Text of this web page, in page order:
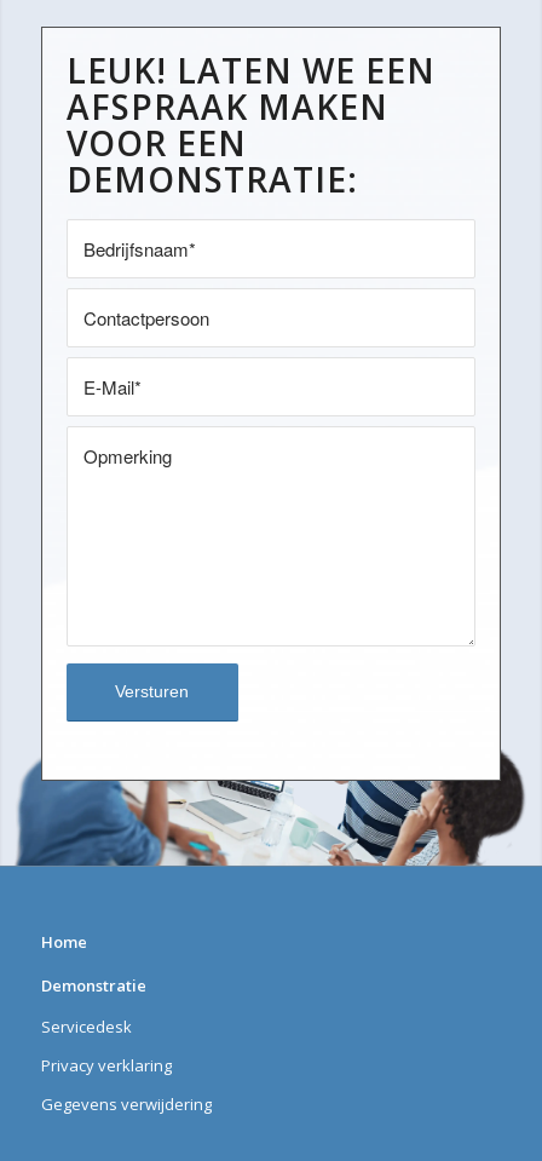
LEUK! LATEN WE EEN
AFSPRAAK MAKEN
VOOR EEN
DEMONSTRATIE:
Home
Demonstratie
Servicedesk
Privacy verklaring
Gegevens verwijdering